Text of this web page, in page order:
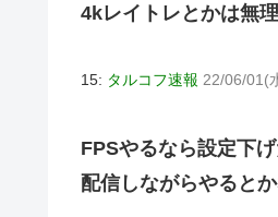
4kレイトレとかは無
15: タルコフ速報 22/06/01(
FPSやるなら設定下
配信しながらやると